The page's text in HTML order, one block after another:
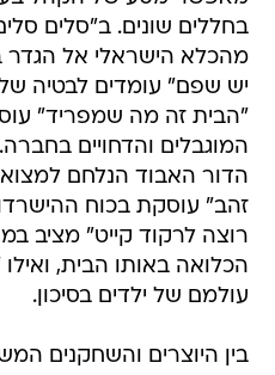
בחללים שונים. ב"סלים
מהכלא הישראלי אל הגדר
יש שפם" עומדים לבטיה
"הבית זה מה שמפריד"
המוגבלים והדחויים
הדור האבוד הנלחם
זהב" עוסקת בכוח
רוצה לרקוד קייט" מציב
עולמם של ילדים בסיכון.
בין היוצרים והשחקנים